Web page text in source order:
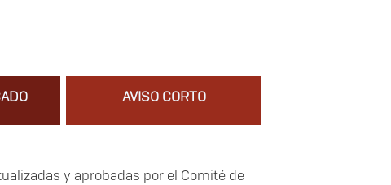
AVISO CORTO
y aprobadas por el Comité de